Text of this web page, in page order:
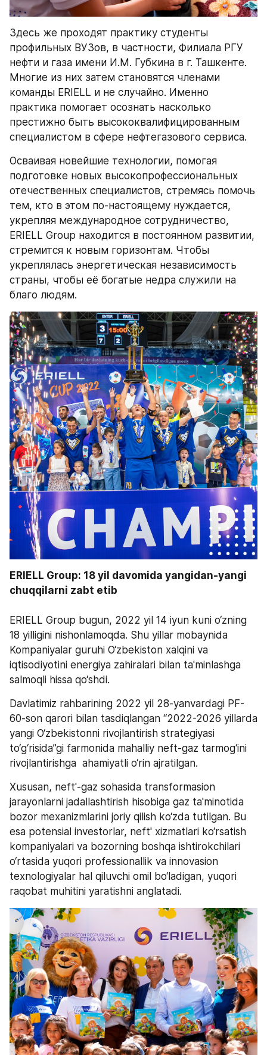
Здесь же проходят практику студенты
профильных ВУЗов, в частности, Филиала РГУ
нефти и газа имени И.М. Губкина в г. Ташкенте.
Многие из них затем становятся членами
команды ERIELL и не случайно. Именно
практика помогает осознать насколько
престижно быть высококвалифицированным
специалистом в сфере нефтегазового сервиса.
Осваивая новейшие технологии, помогая
подготовке новых высокопрофессиональных
отечественных специалистов, стремясь помочь
тем, кто в этом по-настоящему нуждается,
укрепляя международное сотрудничество,
ERIELL Group находится в постоянном развитии,
стремится к новым горизонтам. Чтобы
укреплялась энергетическая независимость
страны, чтобы её богатые недра служили на
благо людям.
ERIELL Group: 18 yil davomida yangidan-yangi
chuqqilarni zabt etib
ERIELL Group bugun, 2022 yil 14 iyun kuni o‘zning
18 yilligini nishonlamoqda. Shu yillar mobaynida
Kompaniyalar guruhi O‘zbekiston xalqini va
iqtisodiyotini energiya zahiralari bilan ta'minlashga
salmoqli hissa qo‘shdi.
Davlatimiz rahbarining 2022 yil 28-yanvardagi PF-
60-son qarori bilan tasdiqlangan “2022-2026 yillarda
yangi O‘zbekistonni rivojlantirish strategiyasi
to‘g‘risida”gi farmonida mahalliy neft-gaz tarmog‘ini
rivojlantirishga  ahamiyatli o‘rin ajratilgan.
Xususan, neft'-gaz sohasida transformasion
jarayonlarni jadallashtirish hisobiga gaz ta'minotida
bozor mexanizmlarini joriy qilish ko‘zda tutilgan. Bu
esa potensial investorlar, neft' xizmatlari ko‘rsatish
kompaniyalari va bozorning boshqa ishtirokchilari
o‘rtasida yuqori professionallik va innovasion
texnologiyalar hal qiluvchi omil bo‘ladigan, yuqori
raqobat muhitini yaratishni anglatadi.